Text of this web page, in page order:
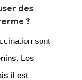
des
?
sont
Les
il est